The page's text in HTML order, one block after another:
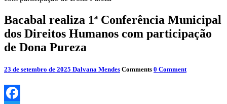
Bacabal realiza 1ª Conferência Municipal
dos Direitos Humanos com participação
de Dona Pureza
23 de setembro de 2025 Dalvana Mendes Comments 0 Comment